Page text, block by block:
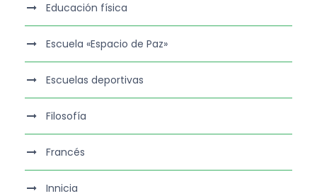
Educación física
Escuela «Espacio de Paz»
Escuelas deportivas
Filosofía
Francés
Innicia